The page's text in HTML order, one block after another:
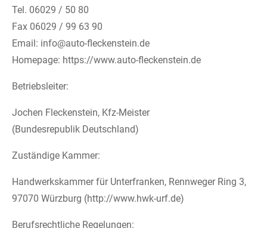
Tel. 06029 / 50 80
Fax 06029 / 99 63 90
Email: info@auto-fleckenstein.de
Homepage: https://www.auto-fleckenstein.de
Betriebsleiter:
Jochen Fleckenstein, Kfz-Meister
(Bundesrepublik Deutschland)
Zuständige Kammer:
Handwerkskammer für Unterfranken, Rennweger Ring 3,
97070 Würzburg (http://www.hwk-urf.de)
Berufsrechtliche Regelungen: